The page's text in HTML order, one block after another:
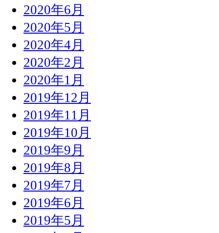
2020年6月
2020年5月
2020年4月
2020年2月
2020年1月
2019年12月
2019年11月
2019年10月
2019年9月
2019年8月
2019年7月
2019年6月
2019年5月